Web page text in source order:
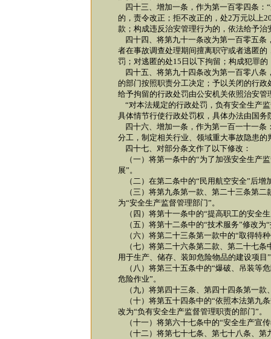
四十三、增加一条，作为第一百零四条：
的，责令改正；拒不改正的，处2万元以上
款；构成违反治安管理行为的，依法给予
四十四、将第九十一条改为第一百零五条
者在事故调查处理期间擅离职守或者逃匿
罚；对逃匿的处15日以下拘留；构成犯罪
四十五、将第九十四条改为第一百零八条
的部门按照职责分工决定；予以关闭的行
给予拘留的行政处罚由公安机关依照治安管
“对本法规定的行政处罚，负有安全生产
具体情节行使行政处罚权，具体办法由国
四十六、增加一条，作为第一百一十一条
分工，制定相关行业、领域重大事故隐患的
四十七、对部分条文作了以下修改：
（一）将第一条中的“为了加强安全生产
展”。
（二）在第二条中的“民用航空安全”后增
（三）将第九条第一款、第二十三条第二
为“安全生产监督管理部门”。
（四）将第十一条中的“提高职工的安全
（五）将第十二条中的“技术服务”修改为
（六）将第二十三条第一款中的“取得特
（七）将第二十六条第二款、第二十七条
用于生产、储存、装卸危险物品的建设项目
（八）将第三十五条中的“爆破、吊装等
危险作业”。
（九）将第四十三条、第四十四条第一款
（十）将第五十四条中的“依照本法第九
改为“负有安全生产监督管理职责的部门”。
（十一）将第六十七条中的“安全生产宣
（十二）将第七十七条、第七十八条、第